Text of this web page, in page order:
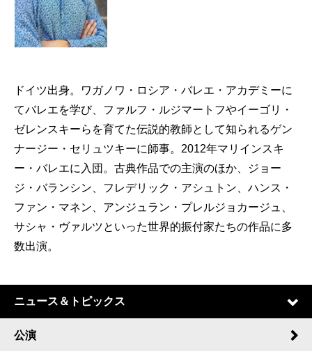
ドイツ出身。ワガノワ・ロシア・バレエ・アカデミーに
てバレエを学び、ファルフ・ルジマートフやイーゴリ・
ゼレンスキーらを育てた伝説的教師として知られるゲン
ナージー・セリュツキーに師事。2012年マリインスキ
ー・バレエに入団。古典作品での主演のほか、ジョー
ジ・バランシン、フレデリック・アシュトン、ハンス・
ファン・マネン、アンジュラン・プレルジョカージュ、
サシャ・ヴァルツといった世界的振付家たちの作品に多
数出演。
ニュース＆トピックス
公演